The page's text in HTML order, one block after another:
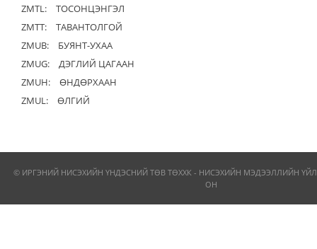
ZMTL:
ТОСОНЦЭНГЭЛ
ZMTT:
ТАВАНТОЛГОЙ
ZMUB:
БУЯНТ-УХАА
ZMUG:
ДЭГЛИЙ ЦАГААН
ZMUH:
ӨНДӨРХААН
ZMUL:
ӨЛГИЙ
© ИРГЭНИЙ НИСЭХИЙН ҮНДЭСНИЙ ТӨВ ТӨХХК - НИСЭХИЙН МЭДЭЭЛЛИЙН
ОН